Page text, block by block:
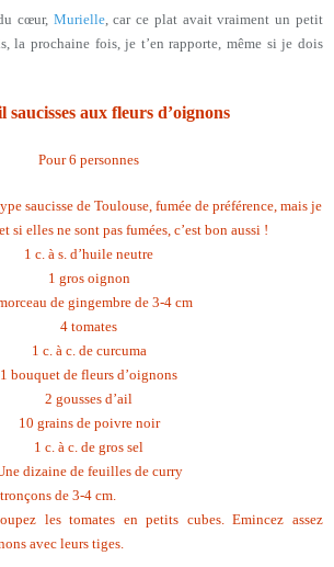
cœur, Murielle, car ce plat avait vraiment un petit
la prochaine fois, je t’en rapporte, même si je dois
saucisses aux fleurs d’oignons
Pour 6 personnes
saucisse de Toulouse, fumée de préférence, mais je
si elles ne sont pas fumées, c’est bon aussi !
1 c. à s. d’huile neutre
1 gros oignon
de gingembre de 3-4 cm
4 tomates
1 c. à c. de curcuma
1 bouquet de fleurs d’oignons
2 gousses d’ail
10 grains de poivre noir
1 c. à c. de gros sel
dizaine de feuilles de curry
de 3-4 cm.
les tomates en petits cubes. Emincez assez
avec leurs tiges.